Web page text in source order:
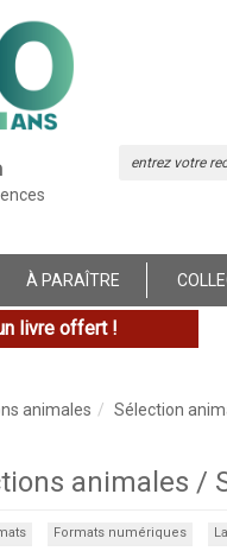
À PARAÎTRE
livre offert !
animales Sélection
animales /
Formats numériques